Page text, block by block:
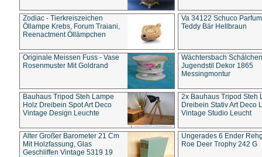
Zodiac - Tierkreiszeichen
Öllampe Krebs, Forum Traiani,
Reenactment Öllämpchen
Va 34122 Schuco
Teddy Bär Hellbraun
Originale Meissen Fuss - Vase
Rosenmuster Mit Goldrand
Wächtersbach Schälchen
Jugendstil Dekor 1865
Messingmontur
Bauhaus Tripod Steh Lampe
Holz Dreibein Spot Art Deco
Vintage Design Leuchte
2x Bauhaus Tripod Steh
Dreibein Stativ Art Deco
Vintage Studio Leucht
Alter Großer Barometer 21 Cm
Mit Holzfassung, Glas
Geschliffen Vintage 5319 19
Ungerades 6 Ender
Roe Deer Trophy 242 G